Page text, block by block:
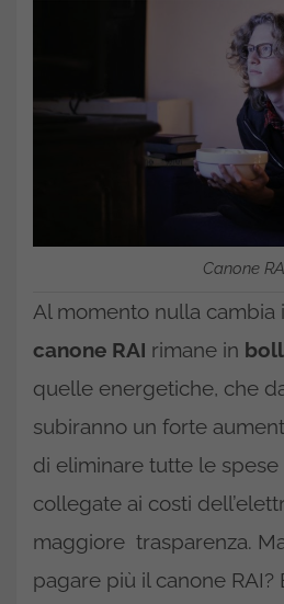
Canone
Al momento nulla cambia
canone RAI rimane in
quelle energetiche, che
subiranno un forte
di eliminare tutte le
collegate ai costi
maggiore trasparenza.
pagare più il canone RAI?